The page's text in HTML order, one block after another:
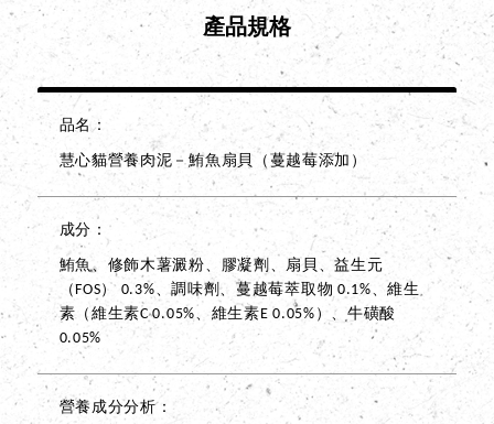
產品規格
品名
慧心貓營養肉泥－鮪魚扇貝（蔓越莓添加）
成分
鮪魚、修飾木薯澱粉、膠凝劑、扇貝、益生元
（FOS） 0.3%、調味劑、蔓越莓萃取物 0.1%、維生
素（維生素C 0.05%、維生素E 0.05%）、牛磺酸
0.05%
營養成分分析